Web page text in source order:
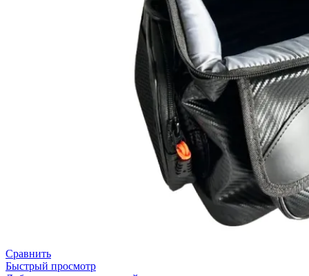
Сравнить
Быстрый просмотр